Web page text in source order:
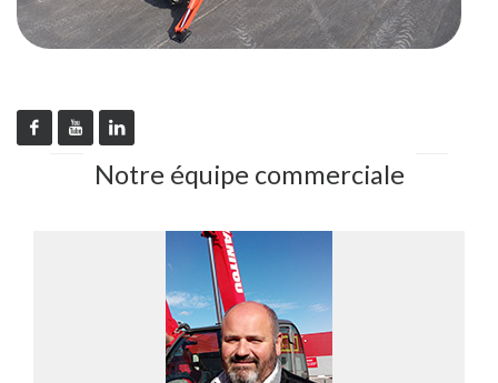
Notre équipe commerciale